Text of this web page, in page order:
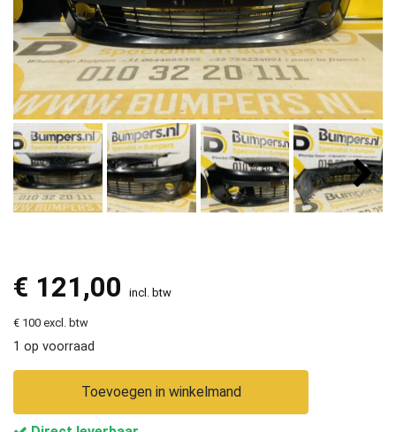
€ 121,00 incl. btw
€ 100 excl. btw
1 op voorraad
Toevoegen in winkelmand